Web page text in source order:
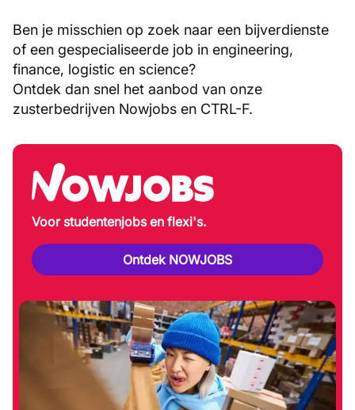
Ben je misschien op zoek naar een bijverdienste
of een gespecialiseerde job in engineering,
finance, logistic en science?
Ontdek dan snel het aanbod van onze
zusterbedrijven Nowjobs en CTRL-F.
Voor studentenjobs en flexi's.
Ontdek NOWJOBS